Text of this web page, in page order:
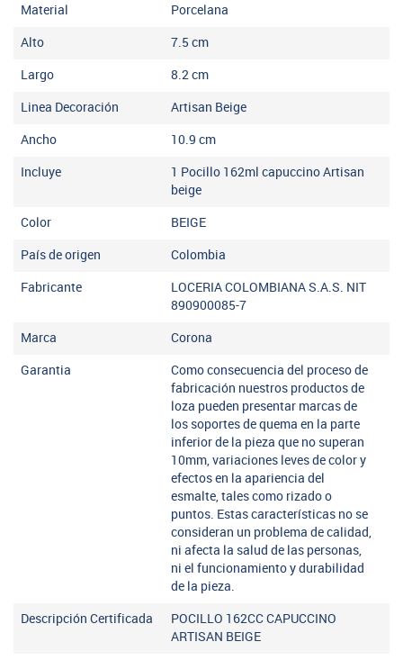
Material Porcelana
Alto 7.5 cm
Largo 8.2cm
Linea Decoración Artisan Beige
Ancho 10.9 cm
Incluye
1 Pocillo 162ml capuccino Artisan
beige
Color BEIGE
País de origen Colombia
Fabricante
LOCERIA COLOMBIANA S.A.S. NIT
890900085-7
Marca Corona
Garantia
Como consecuencia del proceso de
fabricación nuestros productos de
loza pueden presentar marcas de
los soportes de quema en la parte
inferior de la pieza que no superan
10mm, variaciones leves de color y
efectos en la apariencia del
esmalte, tales como rizado o
puntos. Estas características no se
consideran un problema de calidad,
ni afecta la salud de las personas,
ni el funcionamiento y durabilidad
de la pieza.
Descripción Certificada
POCILLO 162CC CAPUCCINO
ARTISAN BEIGE